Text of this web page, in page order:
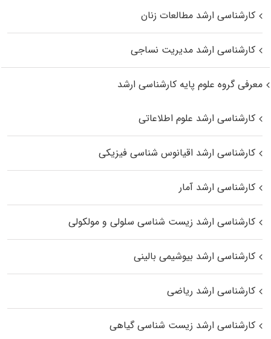
کارشناسی ارشد مطالعات زنان
کارشناسی ارشد مدیریت نساجی
معرفی گروه علوم پایه کارشناسی ارشد
کارشناسی ارشد علوم اطلاعاتی
کارشناسی ارشد اقیانوس‌ شناسی فیزیکی
کارشناسی ارشد آمار
کارشناسی ارشد زیست شناسی سلولی و مولکولی
کارشناسی ارشد بیوشیمی بالینی
کارشناسی ارشد ریاضی
کارشناسی ارشد زیست‌ شناسی گیاهی